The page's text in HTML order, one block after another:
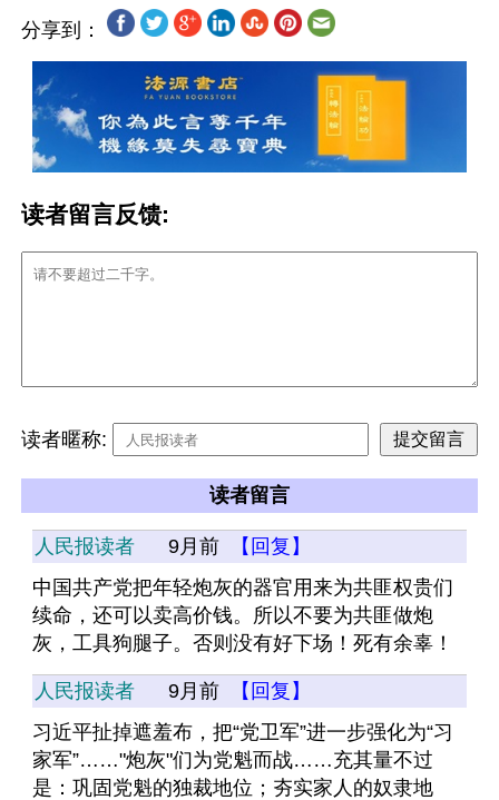
分享到：
读者留言反馈:
读者暱称:
读者留言
人民报读者 9月前
【回复】
中国共产党把年轻炮灰的器官用来为共匪权贵们
续命，还可以卖高价钱。所以不要为共匪做炮
灰，工具狗腿子。否则没有好下场！死有余辜！
人民报读者 9月前
【回复】
习近平扯掉遮羞布，把“党卫军”进一步强化为“习
家军”……"炮灰"们为党魁而战……充其量不过
是：巩固党魁的独裁地位；夯实家人的奴隶地